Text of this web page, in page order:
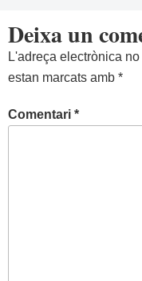
Deixa un
L'adreça electrònica
estan marcats amb *
Comentari *